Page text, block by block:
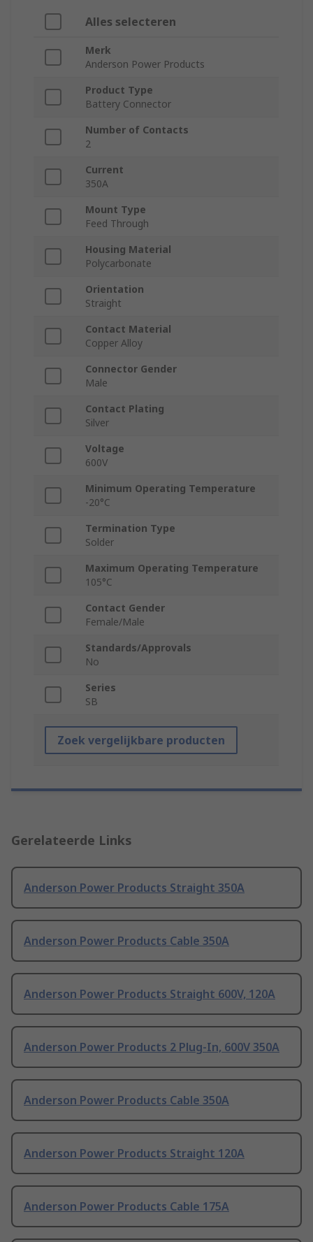
Alles selecteren
Merk
Anderson Power Products
Product Type
Battery Connector
Number of Contacts
2
Current
350A
Mount Type
Feed Through
Housing Material
Polycarbonate
Orientation
Straight
Contact Material
Copper Alloy
Connector Gender
Male
Contact Plating
Silver
Voltage
600V
Minimum Operating Temperature
-20°C
Termination Type
Solder
Maximum Operating Temperature
105°C
Contact Gender
Female/Male
Standards/Approvals
No
Series
SB
Zoek vergelijkbare producten
Gerelateerde Links
Anderson Power Products Straight 350A
Anderson Power Products Cable 350A
Anderson Power Products Straight 600V, 120A
Anderson Power Products 2 Plug-In, 600V 350A
Anderson Power Products Cable 350A
Anderson Power Products Straight 120A
Anderson Power Products Cable 175A